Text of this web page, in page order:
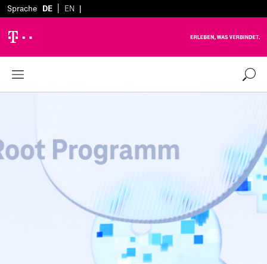
Sprache DE EN |